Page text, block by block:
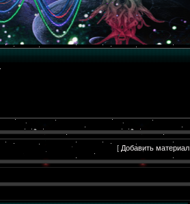
[ Добавить материал